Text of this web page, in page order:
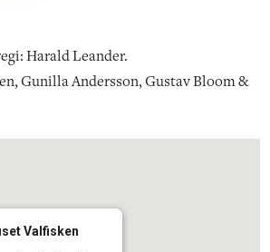
Harald Leander.
Gunilla Andersson, Gustav Bloom &
Valfisken